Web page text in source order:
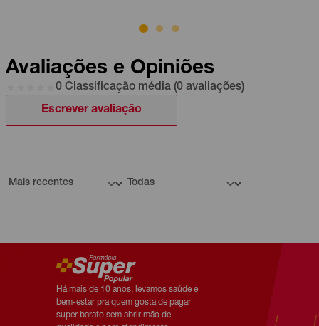
Avaliações e Opiniões
0 Classificação média (0 avaliações)
Escrever avaliação
Há mais de 10 anos, levamos saúde e
bem-estar pra quem gosta de pagar
super barato sem abrir mão de